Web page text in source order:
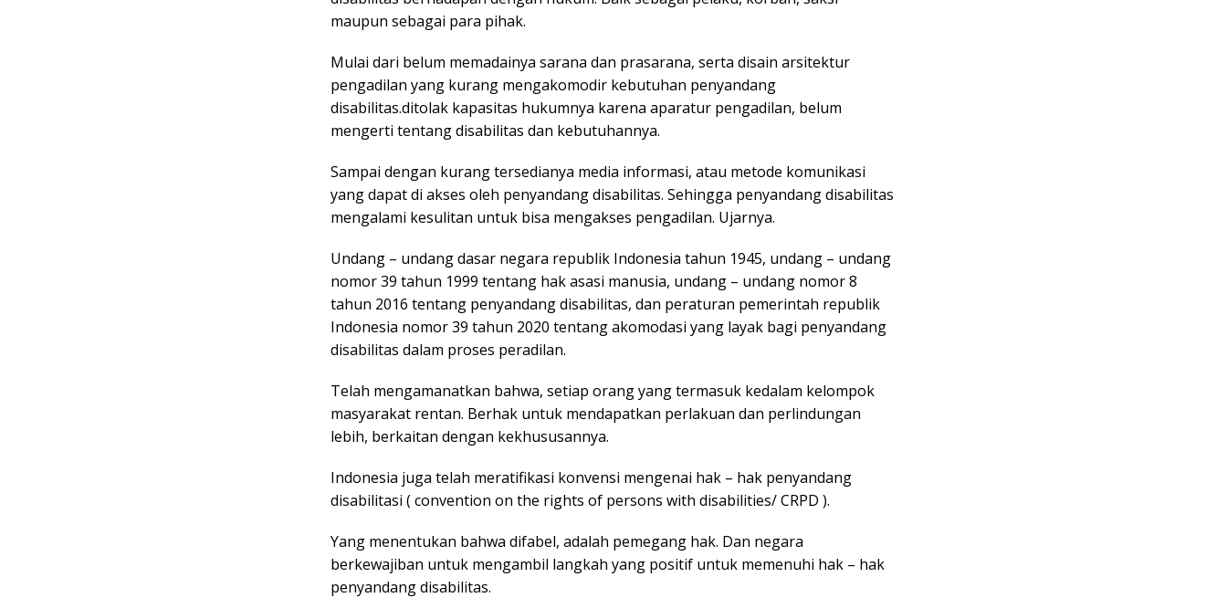
maupun sebagai para pihak.
Mulai dari belum memadainya sarana dan prasarana, serta disain arsitektur
pengadilan yang kurang mengakomodir kebutuhan penyandang
disabilitas.ditolak kapasitas hukumnya karena aparatur pengadilan, belum
mengerti tentang disabilitas dan kebutuhannya.
Sampai dengan kurang tersedianya media informasi, atau metode komunikasi
yang dapat di akses oleh penyandang disabilitas. Sehingga penyandang disabilitas
mengalami kesulitan untuk bisa mengakses pengadilan. Ujarnya.
Undang – undang dasar negara republik Indonesia tahun 1945, undang – undang
nomor 39 tahun 1999 tentang hak asasi manusia, undang – undang nomor 8
tahun 2016 tentang penyandang disabilitas, dan peraturan pemerintah republik
Indonesia nomor 39 tahun 2020 tentang akomodasi yang layak bagi penyandang
disabilitas dalam proses peradilan.
Telah mengamanatkan bahwa, setiap orang yang termasuk kedalam kelompok
masyarakat rentan. Berhak untuk mendapatkan perlakuan dan perlindungan
lebih, berkaitan dengan kekhususannya.
Indonesia juga telah meratifikasi konvensi mengenai hak – hak penyandang
disabilitasi ( convention on the rights of persons with disabilities/ CRPD ).
Yang menentukan bahwa difabel, adalah pemegang hak. Dan negara
berkewajiban untuk mengambil langkah yang positif untuk memenuhi hak – hak
penyandang disabilitas.